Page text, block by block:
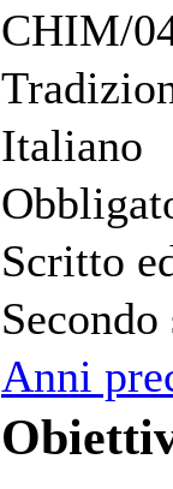
CHIM/
Italiano
Scritto
Secondo
Anni